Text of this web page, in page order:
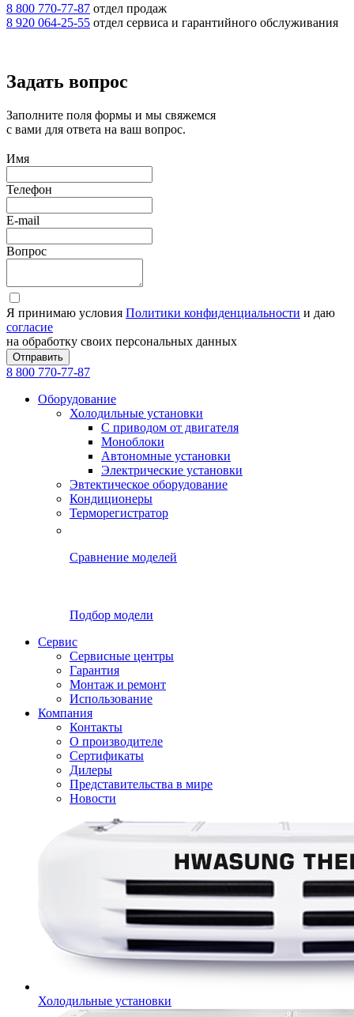
8 800 770-77-87 отдел продаж
8 920 064-25-55 отдел сервиса и гарантийного обслуживания
Задать вопрос
Заполните поля формы и мы свяжемся
с вами для ответа на ваш вопрос.
Имя
Телефон
E-mail
Вопрос
Я принимаю условия Политики конфиденциальности и даю
согласие
на обработку своих персональных данных
Отправить
8 800 770-77-87
Оборудование
Холодильные установки
С приводом от двигателя
Моноблоки
Автономные установки
Электрические установки
Эвтектическое оборудование
Кондиционеры
Терморегистратор
Сравнение моделей
Подбор модели
Сервис
Сервисные центры
Гарантия
Монтаж и ремонт
Использование
Компания
Контакты
О производителе
Сертификаты
Дилеры
Представительства в мире
Новости
Холодильные установки